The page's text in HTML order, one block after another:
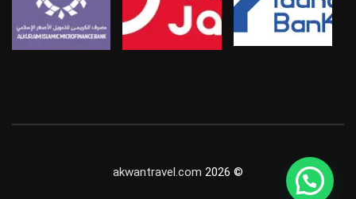
© 2026
akwantravel.com